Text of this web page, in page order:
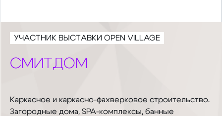
УЧАСТНИК ВЫСТАВКИ OPEN VILLAGE
СМИТДОМ
Каркасное и каркасно-фахверковое строительство.
Загородные дома, SPA-комплексы, банные